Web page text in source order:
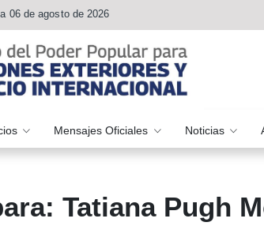
06 de agosto de 2026
Mensajes Oficiales Noticias
Tatiana Pugh